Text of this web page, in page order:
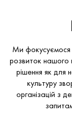
Ми фокусуємося
розвиток нашого
рішення як для
культуру
організацій з